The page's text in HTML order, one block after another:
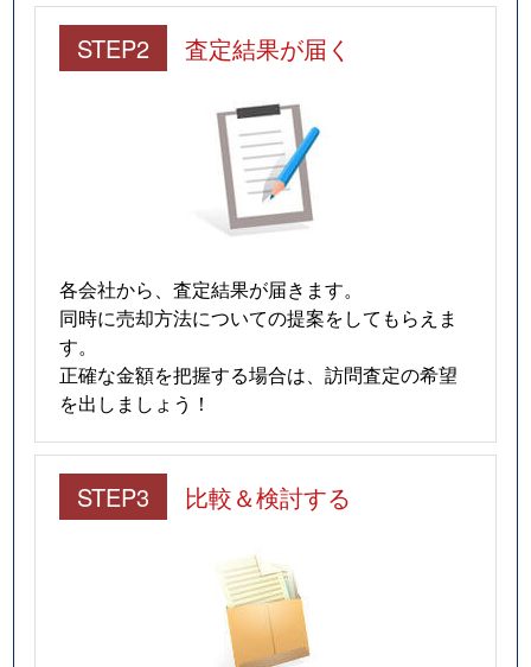
STEP2 査定結果が届く
各会社から、査定結果が届きます。
同時に売却方法についての提案をしてもらえま
す。
正確な金額を把握する場合は、訪問査定の希望
を出しましょう！
STEP3 比較＆検討する